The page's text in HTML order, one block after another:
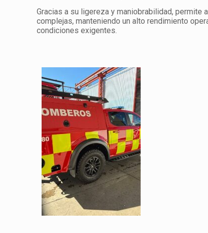
Gracias a su ligereza y maniobrabilidad, permite
complejas, manteniendo un alto rendimiento
condiciones exigentes.